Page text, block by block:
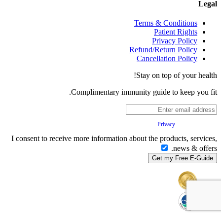
Legal
Terms & Conditions
Patient Rights
Privacy Policy
Refund/Return Policy
Cancellation Policy
Stay on top of your health!
Complimentary immunity guide to keep you fit.
Privacy
I consent to receive more information about the products, services,
news & offers.